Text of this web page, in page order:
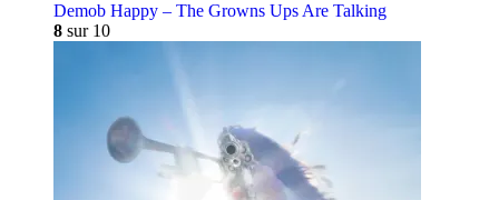
Demob Happy – The Growns Ups Are Talking
8 sur 10